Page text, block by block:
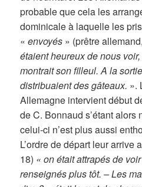
probable que cela les
dominicale à laquelle les
«envoyés » (prêtre
étaient heureux de nous
montrait son filleul. A la
distribuaient des gâteaux. ».
Allemagne intervient début
de C. Bonnaud s’étant alors
celui-ci n’est plus aussi
L’ordre de départ leur arrive
18) « on était attrapés de
renseignés plus tôt. – Les